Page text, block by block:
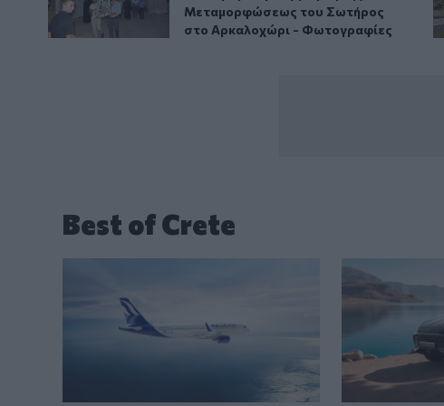
Μεταμορφώσεως του Σωτήρος
στο Αρκαλοχώρι - Φωτογραφίες
Best of Crete